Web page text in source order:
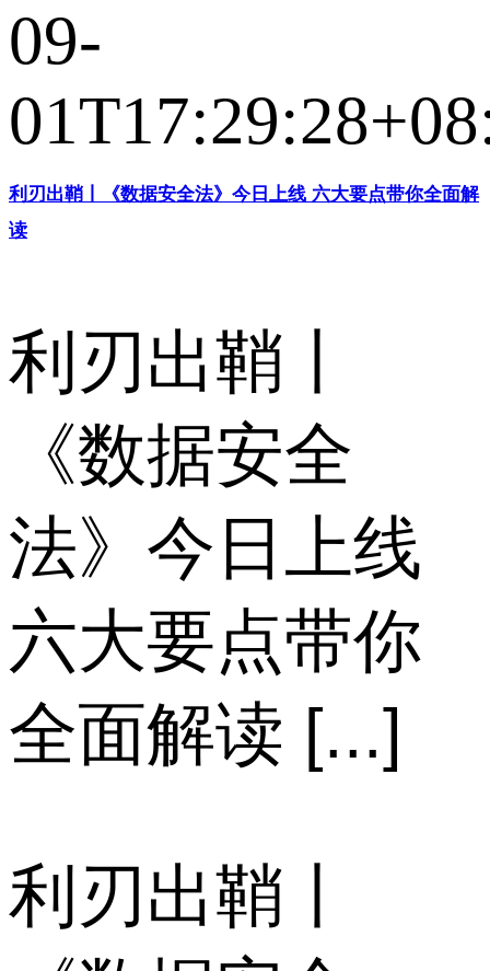
09-
利刃出鞘丨《数据安全法》今日上线 六大要点带你全面解
读
利刃出鞘丨
《数据安全
法》今日上线
六大要点带你
全面解读 [...]
利刃出鞘丨